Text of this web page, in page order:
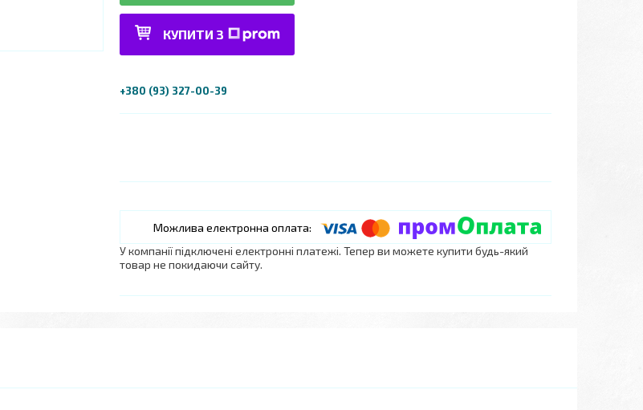
КУПИТИ З
+380 (93) 327-00-39
У компанії підключені електронні платежі. Тепер ви можете купити будь-який
товар не покидаючи сайту.